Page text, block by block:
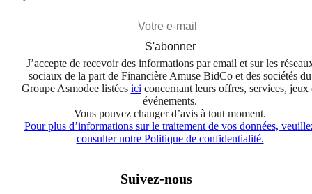
S'abonner
J’accepte de recevoir des informations par email et sur les
sociaux de la part de Financière Amuse BidCo et des sociétés du
Groupe Asmodee listées ici concernant leurs offres, services, jeux
événements.
Vous pouvez changer d’avis à tout moment.
Pour plus d’informations sur le traitement de vos données,
consulter notre Politique de confidentialité.
Suivez-nous